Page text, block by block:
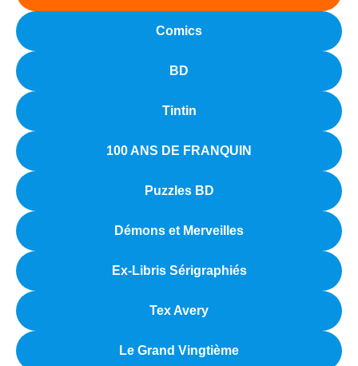
Comics
BD
Tintin
100 ANS DE FRANQUIN
Puzzles BD
Démons et Merveilles
Ex-Libris Sérigraphiés
Tex Avery
Le Grand Vingtième